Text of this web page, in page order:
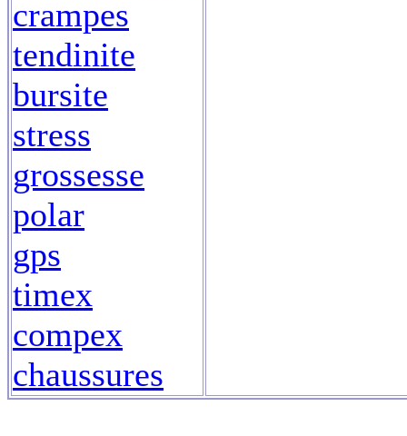
crampes
tendinite
bursite
stress
grossesse
polar
gps
timex
compex
chaussures